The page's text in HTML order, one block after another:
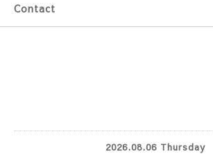
Contact
2026.08.06 Thursday